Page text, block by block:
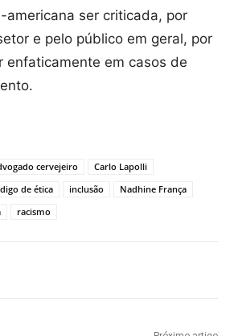
americana ser criticada, por
e pelo público em geral, por
enfaticamente em casos de
cervejeiro
Carlo Lapolli
de ética inclusão
Nadhine França
racismo